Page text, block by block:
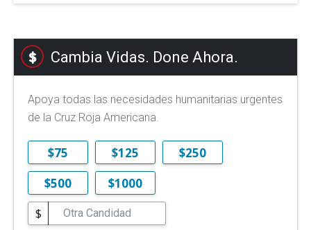
Cambia Vidas. Done Ahora.
Apoya todas las necesidades humanitarias urgentes
de la Cruz Roja Americana.
$75 $125
$250
$500
$1000
$